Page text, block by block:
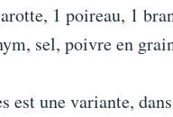
1 poireau, 1
sel, poivre en
est une variante,